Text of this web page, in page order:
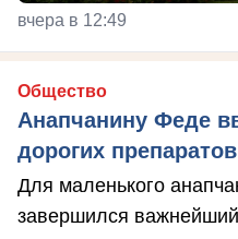
вчера в 12:49
Общество
Анапчанину Феде
дорогих
Для маленького
завершился